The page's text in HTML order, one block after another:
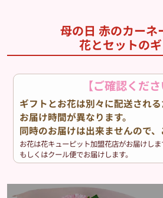
母の日 赤のカーネ
花とセットの
【ご確認くださ
ギフトとお花は別々に配送され
お届け時間が異なります。
同時のお届けは出来ませんので、
お花は花キューピット加盟花店がお届けし
もしくはクール便でお届けします。